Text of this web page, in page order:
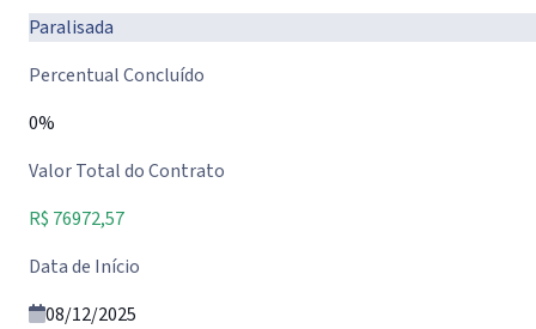
Paralisada
Percentual Concluído
0%
Valor Total do Contrato
R$ 76972,57
Data de Início
08/12/2025